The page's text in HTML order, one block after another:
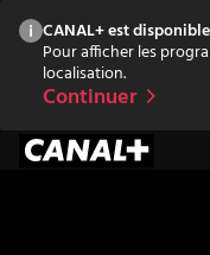
CANAL+ est
Pour afficher les
localisation.
Continuer